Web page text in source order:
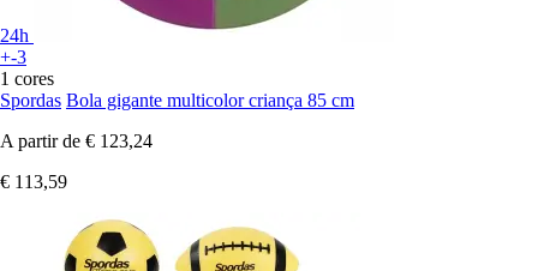
24h
+-3
1 cores
Spordas Bola gigante multicolor criança 85 cm
A partir de € 123,24
€ 113,59